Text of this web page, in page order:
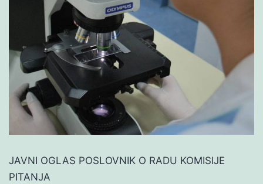
JAVNI OGLAS POSLOVNIK O RADU KOMISIJE
PITANJA